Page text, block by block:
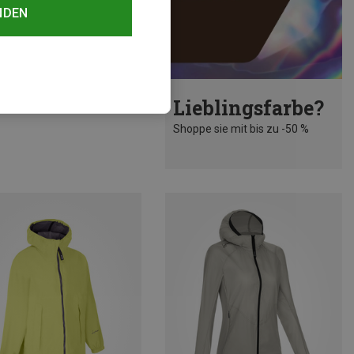
Lieblingsfarbe?
Shoppe sie mit bis zu -50 %